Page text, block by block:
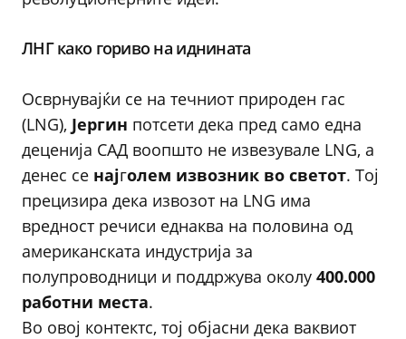
ЛНГ како гориво на иднината
Осврнувајќи се на течниот природен гас
(LNG), Јергин потсети дека пред само една
деценија САД воопшто не извезувале LNG, а
денес се најголем извозник во светот. Тој
прецизира дека извозот на LNG има
вредност речиси еднаква на половина од
американската индустрија за
полупроводници и поддржува околу 400.000
работни места.
Во овој контектс, тој објасни дека ваквиот